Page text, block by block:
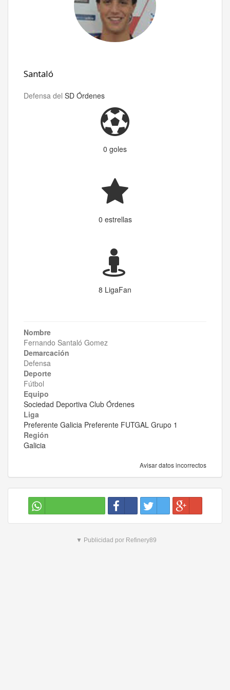
Santaló
Defensa del SD Órdenes
0 goles
0 estrellas
8 LigaFan
Nombre
Fernando Santaló Gomez
Demarcación
Defensa
Deporte
Fútbol
Equipo
Sociedad Deportiva Club Órdenes
Liga
Preferente Galicia Preferente FUTGAL Grupo 1
Región
Galicia
Avisar datos incorrectos
▼ Publicidad por Refinery89